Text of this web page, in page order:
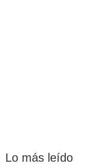
Lo más leído